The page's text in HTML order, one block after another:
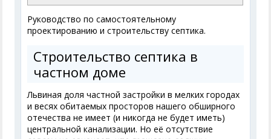
Руководство по самостоятельному
проектированию и строительству септика.
Строительство септика в
частном доме
Львиная доля частной застройки в мелких городах
и весях обитаемых просторов нашего обширного
отечества не имеет (и никогда не будет иметь)
центральной канализации. Но её отсутствие